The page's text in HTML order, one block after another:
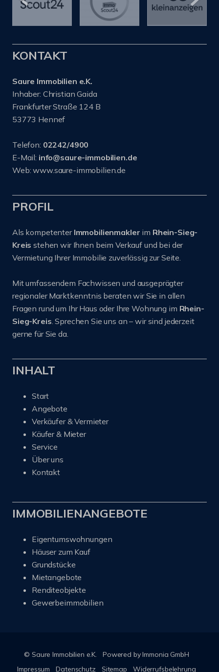
KONTAKT
Saure Immobilien e.K.
Inhaber: Christian Gaida
Frankfurter Straße 124 B
53773 Hennef
Telefon: 02242/4900
E-Mail: info@saure-immobilien.de
Web: www.saure-immobilien.de
PROFIL
Als kompetenter Immobilienmakler im Rhein-Sieg-
Kreisstehen wir Ihnen beim Verkauf und bei der
Vermietung Ihrer Immobilie zuverlässig zur Seite.
Mit umfassendem Fachwissen und ausgeprägter
regionaler Marktkenntnis beraten wir Sie in allen
Fragen rund um Ihr Haus oder Ihre Wohnung im Rhein-
Sieg-Kreis. Sprechen Sie uns an – wir sind jederzeit
gerne für Sie da.
INHALT
Start
Angebote
Verkäufer & Vermieter
Käufer & Mieter
Service
Über uns
Kontakt
IMMOBILIENANGEBOTE
Eigentumswohnungen
Häuser zum Kauf
Grundstücke
Mietangebote
Renditeobjekte
Gewerbeimmobilien
© Saure Immobilien e.K.
Powered by Immonia GmbH
Impressum
Datenschutz Sitemap Widerrufsbelehrung